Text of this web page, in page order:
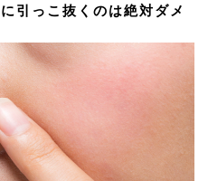
引っこ抜くのは絶対ダメ